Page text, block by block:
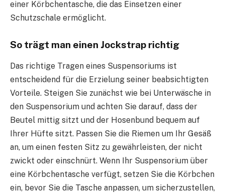
einer Körbchentasche, die das Einsetzen einer
Schutzschale ermöglicht.
So trägt man einen Jockstrap richtig
Das richtige Tragen eines Suspensoriums ist
entscheidend für die Erzielung seiner beabsichtigten
Vorteile. Steigen Sie zunächst wie bei Unterwäsche in
den Suspensorium und achten Sie darauf, dass der
Beutel mittig sitzt und der Hosenbund bequem auf
Ihrer Hüfte sitzt. Passen Sie die Riemen um Ihr Gesäß
an, um einen festen Sitz zu gewährleisten, der nicht
zwickt oder einschnürt. Wenn Ihr Suspensorium über
eine Körbchentasche verfügt, setzen Sie die Körbchen
ein, bevor Sie die Tasche anpassen, um sicherzustellen,